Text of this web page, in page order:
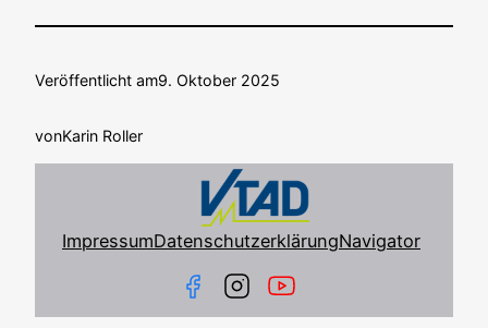
Veröffentlicht am9. Oktober 2025
vonKarin Roller
ImpressumDatenschutzerklärungNavigator